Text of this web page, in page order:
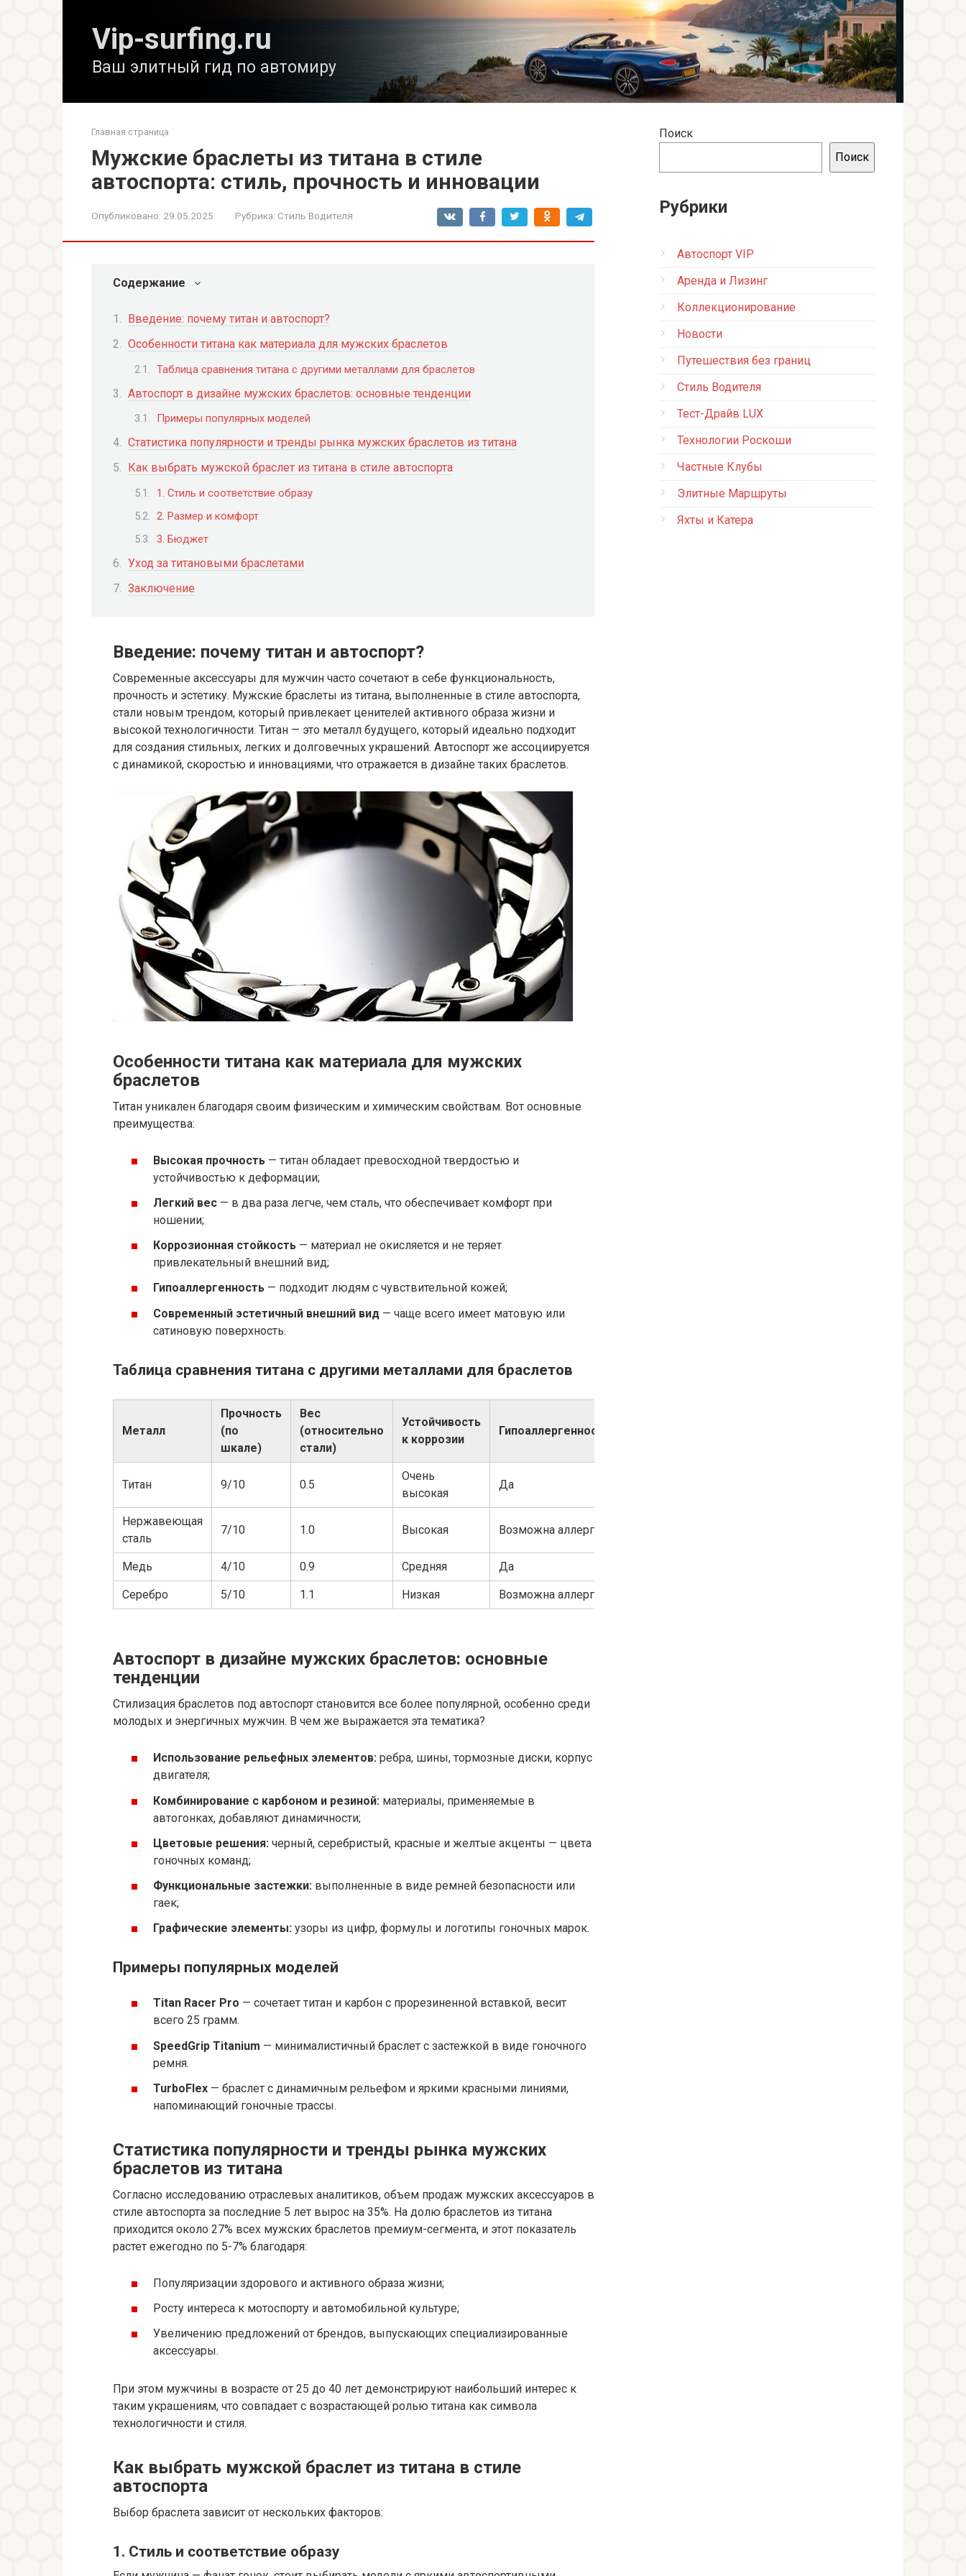
Vip-surfing.ru
Ваш элитный гид по автомиру
Главная страница
Мужские браслеты из титана в стиле
автоспорта: стиль, прочность и инновации
Опубликовано: 29.05.2025 Рубрика: Стиль Водителя
Содержание
Введение: почему титан и автоспорт?
Особенности титана как материала для мужских браслетов
Таблица сравнения титана с другими металлами для браслетов
Автоспорт в дизайне мужских браслетов: основные тенденции
Примеры популярных моделей
Статистика популярности и тренды рынка мужских браслетов из титана
Как выбрать мужской браслет из титана в стиле автоспорта
1. Стиль и соответствие образу
2. Размер и комфорт
3. Бюджет
Уход за титановыми браслетами
Заключение
Введение: почему титан и автоспорт?
Современные аксессуары для мужчин часто сочетают в себе функциональность,
прочность и эстетику. Мужские браслеты из титана, выполненные в стиле автоспорта,
стали новым трендом, который привлекает ценителей активного образа жизни и
высокой технологичности. Титан — это металл будущего, который идеально подходит
для создания стильных, легких и долговечных украшений. Автоспорт же ассоциируется
с динамикой, скоростью и инновациями, что отражается в дизайне таких браслетов.
Особенности титана как материала для мужских
браслетов
Титан уникален благодаря своим физическим и химическим свойствам. Вот основные
преимущества:
Высокая прочность — титан обладает превосходной твердостью и
устойчивостью к деформации;
Легкий вес — в два раза легче, чем сталь, что обеспечивает комфорт при
ношении;
Коррозионная стойкость — материал не окисляется и не теряет
привлекательный внешний вид;
Гипоаллергенность — подходит людям с чувствительной кожей;
Современный эстетичный внешний вид — чаще всего имеет матовую или
сатиновую поверхность.
Таблица сравнения титана с другими металлами для браслетов
Металл
Прочность
(по
шкале)
Вес
(относительно
стали)
Устойчивость
к коррозии
Гипоаллергенность
Титан 9/10 0.5
Очень
высокая
Да
Нержавеющая
сталь
7/10 1.0 Высокая Возможна аллергия
Медь 4/10 0.9 Средняя Да
Серебро 5/10 1.1 Низкая Возможна аллергия
Автоспорт в дизайне мужских браслетов: основные
тенденции
Стилизация браслетов под автоспорт становится все более популярной, особенно среди
молодых и энергичных мужчин. В чем же выражается эта тематика?
Использование рельефных элементов: ребра, шины, тормозные диски, корпус
двигателя;
Комбинирование с карбоном и резиной: материалы, применяемые в
автогонках, добавляют динамичности;
Цветовые решения: черный, серебристый, красные и желтые акценты — цвета
гоночных команд;
Функциональные застежки: выполненные в виде ремней безопасности или
гаек;
Графические элементы: узоры из цифр, формулы и логотипы гоночных марок.
Примеры популярных моделей
Titan Racer Pro — сочетает титан и карбон с прорезиненной вставкой, весит
всего 25 грамм.
SpeedGrip Titanium — минималистичный браслет с застежкой в виде гоночного
ремня.
TurboFlex — браслет с динамичным рельефом и яркими красными линиями,
напоминающий гоночные трассы.
Статистика популярности и тренды рынка мужских
браслетов из титана
Согласно исследованию отраслевых аналитиков, объем продаж мужских аксессуаров в
стиле автоспорта за последние 5 лет вырос на 35%. На долю браслетов из титана
приходится около 27% всех мужских браслетов премиум-сегмента, и этот показатель
растет ежегодно по 5-7% благодаря:
Популяризации здорового и активного образа жизни;
Росту интереса к мотоспорту и автомобильной культуре;
Увеличению предложений от брендов, выпускающих специализированные
аксессуары.
При этом мужчины в возрасте от 25 до 40 лет демонстрируют наибольший интерес к
таким украшениям, что совпадает с возрастающей ролью титана как символа
технологичности и стиля.
Как выбрать мужской браслет из титана в стиле
автоспорта
Выбор браслета зависит от нескольких факторов:
1. Стиль и соответствие образу
Поиск
Поиск
Рубрики
Автоспорт VIP
Аренда и Лизинг
Коллекционирование
Новости
Путешествия без границ
Стиль Водителя
Тест-Драйв LUX
Технологии Роскоши
Частные Клубы
Элитные Маршруты
Яхты и Катера